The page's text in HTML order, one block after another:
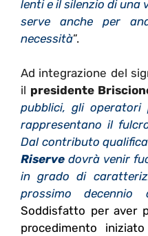
lenti e il silenzio di una
serve anche per
necessità”.
Ad integrazione del
il presidente
pubblici, gli
rappresentano il
Dal contributo
Riserve dovrà venir
in grado di
prossimo
Soddisfatto per aver
procedimento